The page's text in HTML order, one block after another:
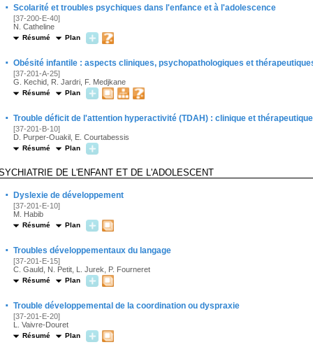
· Scolarité et troubles psychiques dans l'enfance et à l'adolescence
[37-200-E-40]
N. Catheline
Résumé Plan
· Obésité infantile : aspects cliniques, psychopathologiques et
[37-201-A-25]
G. Kechid, R. Jardri, F. Medjkane
Résumé Plan
· Trouble déficit de l'attention hyperactivité (TDAH) : clinique et thérapeutique
[37-201-B-10]
D. Purper-Ouakil, E. Courtabessis
Résumé Plan
DE L'ENFANT ET DE L'ADOLESCENT
· Dyslexie de développement
[37-201-E-10]
M. Habib
Résumé Plan
· Troubles développementaux du langage
[37-201-E-15]
C. Gauld, N. Petit, L. Jurek, P. Fourneret
Résumé Plan
· Trouble développemental de la coordination ou dyspraxie
[37-201-E-20]
L. Vaivre-Douret
Résumé Plan